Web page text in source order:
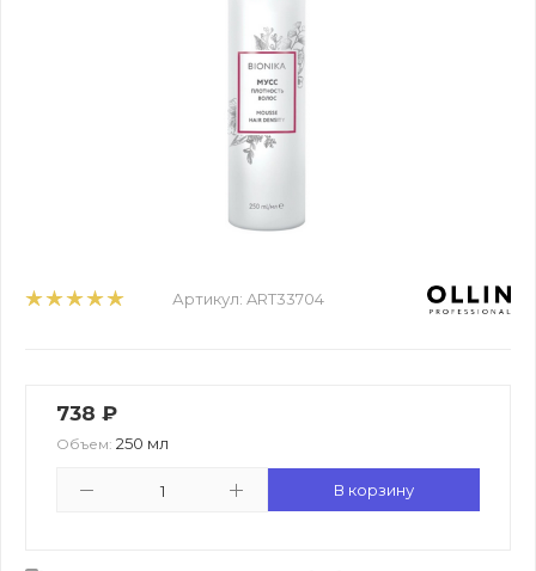
Артикул: ART33704
738 ₽
Объем: 250 мл
В корзину